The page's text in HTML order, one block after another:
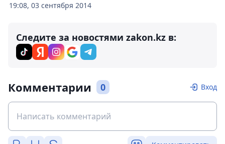
19:08, 03 сентября 2014
Следите за новостями zakon.kz в:
Комментарии 0 Вход